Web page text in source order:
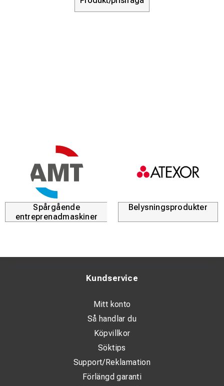
Spårgående
entreprenadmaskiner
Belysningsprodukter
Kundservice
Mitt konto
Så handlar du
Köpvillkor
Söktips
Support/Reklamation
Förlängd garanti